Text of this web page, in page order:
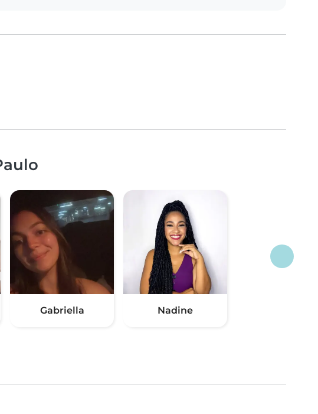
Gabriella Nadine